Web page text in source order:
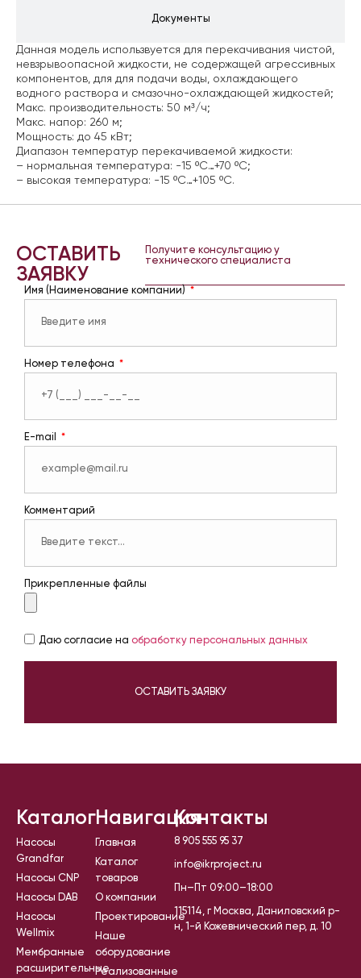
Документы
Данная модель использвуется для перекачивания чистой,
невзрывоопасной жидкости, не содержащей агрессивных
компонентов, для для подачи воды, охлаждающего
водного раствора и смазочно-охлаждающей жидкостей;
Макс. производительность: 50 м³/ч;
Макс. напор: 260 м;
Мощность: до 45 кВт;
Диапазон температур перекачиваемой жидкости:
– нормальная температура: -15 ºС…+70 ºС;
– высокая температура: -15 ºС…+105 ºС.
ОСТАВИТЬ
ЗАЯВКУ
Получите консультацию у
технического специалиста
Имя (Наименование компании)
Номер телефона
E-mail
Комментарий
Прикрепленные файлы
Даю согласие на обработку персональных данных
ОСТАВИТЬ ЗАЯВКУ
Каталог
Насосы
Grandfar
Насосы CNP
Насосы DAB
Насосы
Wellmix
Мембранные
расширительные
Навигация
Главная
Каталог
товаров
О компании
Проектирование
Наше
оборудование
Реализованные
Контакты
8 905 555 95 37
info@ikrproject.ru
Пн–Пт 09:00–18:00
115114, г Москва, Даниловский р-
н, 1-й Кожевнический пер, д. 10